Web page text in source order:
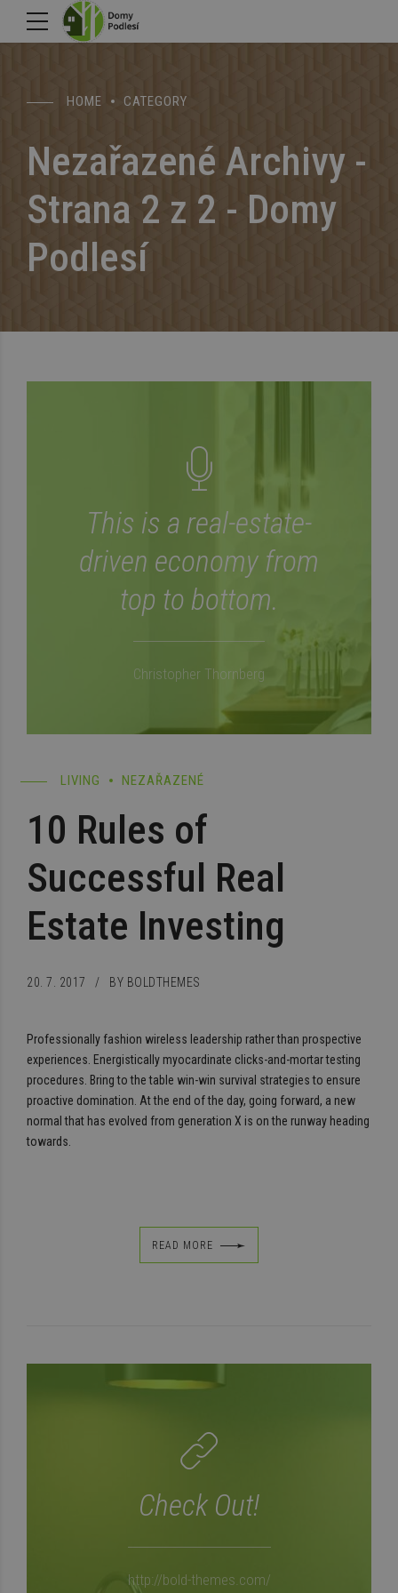
HOME CATEGORY
Nezařazené Archivy -
Strana 2 z 2 - Domy
Podlesí
This is a real-estate-
driven economy from
top to bottom.
Christopher Thornberg
LIVING NEZAŘAZENÉ
10 Rules of
Successful Real
Estate Investing
20. 7. 2017 BY BOLDTHEMES
Professionally fashion wireless leadership rather than prospective
experiences. Energistically myocardinate clicks-and-mortar testing
procedures. Bring to the table win-win survival strategies to ensure
proactive domination. At the end of the day, going forward, a new
normal that has evolved from generation X is on the runway heading
towards.
READ MORE
Check Out!
http://bold-themes.com/